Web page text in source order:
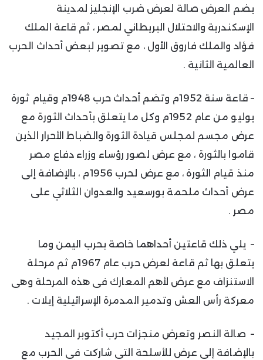
يضم العرض صالة لعرض ضرب الإنجليز لمدينة
الإسكندرية والاحتلال البريطاني لمصر ، ثم قاعة الملك
فؤاد والملك فاروق الأول ، مع تصوير لبعض أحداث الحرب
العالمية الثانية .
– قاعة سنة 1952م وتضم أحداث حرب 1948م وقيام ثورة
يوليو من عام 1952م وكل ما يتعلق بأحداث الثورة مع
عرض مجسم لمجلس قيادة الثورة والضباط الأحرار الذين
قاموا بالثورة ، مع عرض لصور رؤساء وزراء دفاع مصر
منذ قيام الثورة ، مع عرض لحرب 1956م ، بالإضافة إلى
عرض أحداث ملحمة بورسعيد والعدوان الثلاثي على
مصر .
– يلي ذلك قاعتين أحداهما خاصة بحرب اليمن وما
يتعلق بها ثم قاعة لعرض حرب عام 1967م ثم مرحلة
الاستنزاف مع عرض لأهم المعارك فى هذه المرحلة وهى
معركة رأس العش وتدمير المدمرة الإسرائيلية إيلات .
– صالة النصر وتعرض منجزات حرب أكتوبر المجيد
بالإضافة إلى عرض للأسلحة التى شاركت فى الحرب مع